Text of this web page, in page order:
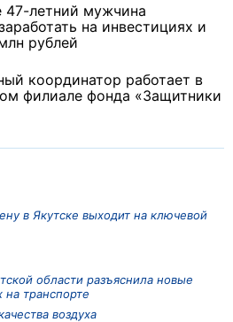
в Якутске выходит на ключевой
области разъяснила новые
транспорте
воздуха
47-летний мужчина
на инвестициях и
рублей
координатор работает в
филиале фонда «Защитники